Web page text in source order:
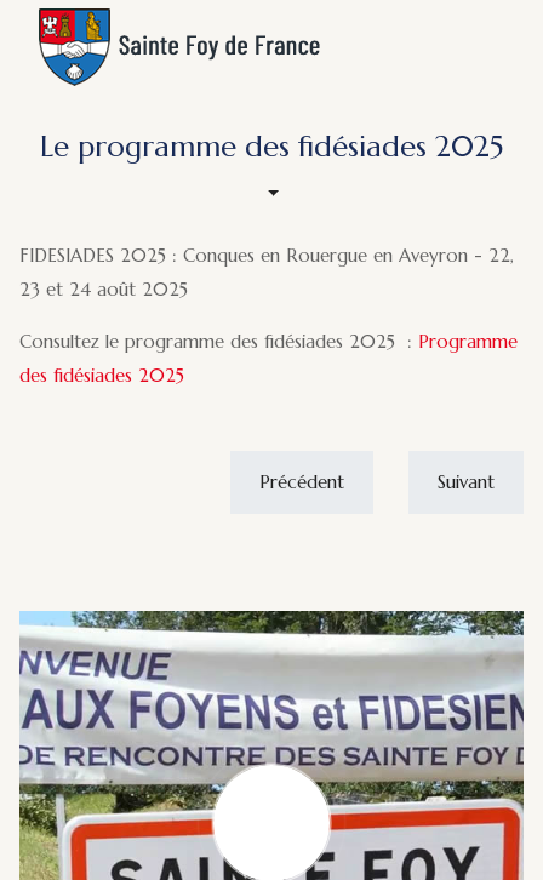
Le programme des fidésiades 2025
FIDESIADES 2025 : Conques en Rouergue en Aveyron - 22,
23 et 24 août 2025
Consultez le programme des fidésiades 2025 : Programme
des fidésiades 2025
Précédent Suivant